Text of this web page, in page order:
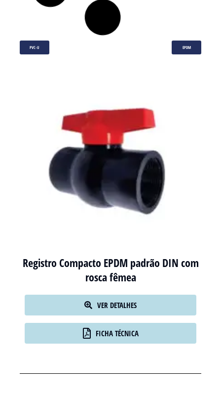
PVC-U EPDM
Registro Compacto EPDM padrão DIN com
rosca fêmea
VER DETALHES
FICHA TÉCNICA